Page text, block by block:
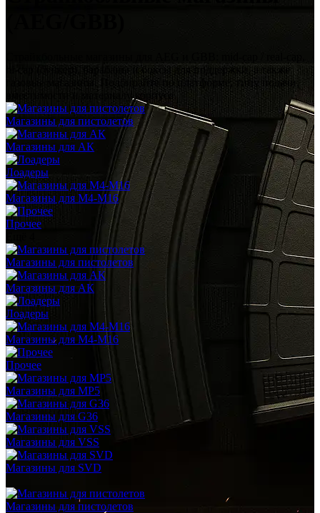
hi-cap (бункер), барабаны и боксы для поддержки, а также
газовые магазины. Подбирайте по платформе, типу подачи,
вместимости и материалу корпуса.
Магазины для пистолетов
Магазины для АК
Лоадеры
Магазины для M4-M16
Прочее
Магазины для пистолетов
Магазины для АК
Лоадеры
Магазины для M4-M16
Прочее
Магазины для MP5
Магазины для G36
Магазины для VSS
Магазины для SVD
Магазины для пистолетов